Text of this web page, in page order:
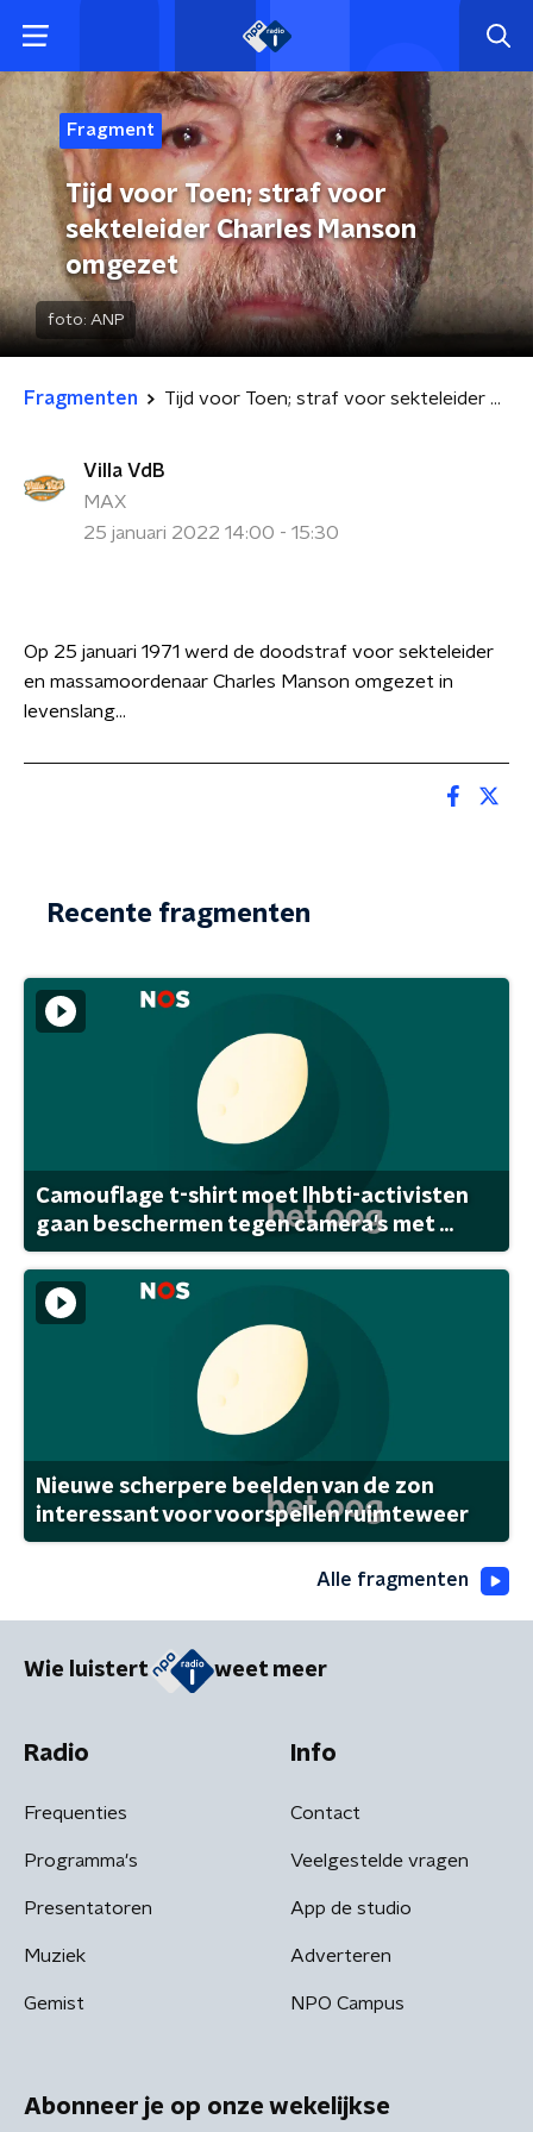
Fragment
Tijd voor Toen; straf voor
sekteleider Charles Manson
omgezet
foto: ANP
Fragmenten Tijd voor Toen; straf voor sekteleider Charles Manson omgezet
Villa VdB
MAX
25 januari 2022 14:00 - 15:30
Op 25 januari 1971 werd de doodstraf voor sekteleider
en massamoordenaar Charles Manson omgezet in
levenslang...
Recente fragmenten
Camouflage t-shirt moet lhbti-activisten
gaan beschermen tegen camera's met ...
Nieuwe scherpere beelden van de zon
interessant voor voorspellen ruimteweer
Alle fragmenten
Wie luistert weet meer
Radio
Frequenties
Programma's
Presentatoren
Muziek
Gemist
Info
Contact
Veelgestelde vragen
App de studio
Adverteren
NPO Campus
Abonneer je op onze wekelijkse